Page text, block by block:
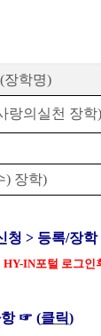
장학명)
랑의실천 장학)
) 장학)
청 > 등록/장
HY-IN포털 로그인
☞ (클릭)